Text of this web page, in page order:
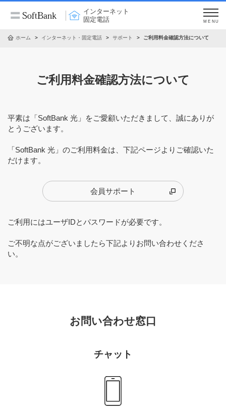
インターネット
固定電話
MENU
ホーム インターネット・固定電話 サポート ご利用料金確認方法について
ご利用料金確認方法について
平素は「SoftBank 光」をご愛顧いただきまして、誠にありが
とうございます。
「SoftBank 光」のご利用料金は、下記ページよりご確認いた
だけます。
会員サポート
ご利用にはユーザIDとパスワードが必要です。
ご不明な点がございましたら下記よりお問い合わせくださ
い。
お問い合わせ窓口
チャット